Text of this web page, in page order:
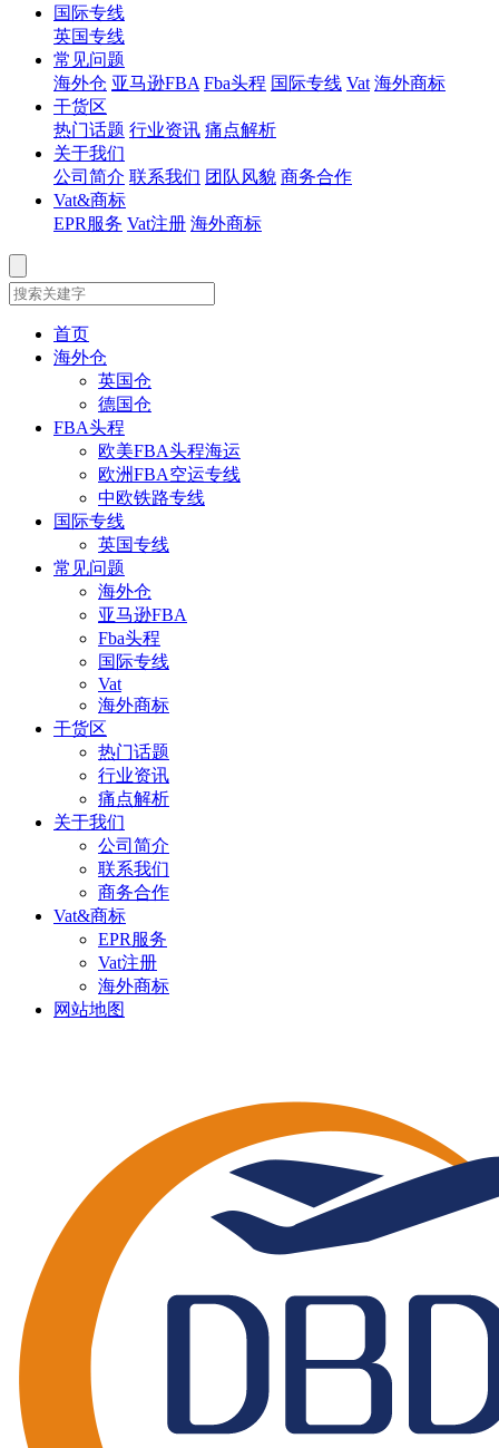
国际专线
英国专线
常见问题
海外仓 亚马逊FBA Fba头程 国际专线 Vat 海外商标
干货区
热门话题 行业资讯 痛点解析
关于我们
公司简介 联系我们 团队风貌 商务合作
Vat&商标
EPR服务 Vat注册 海外商标
首页
海外仓
英国仓
德国仓
FBA头程
欧美FBA头程海运
欧洲FBA空运专线
中欧铁路专线
国际专线
英国专线
常见问题
海外仓
亚马逊FBA
Fba头程
国际专线
Vat
海外商标
干货区
热门话题
行业资讯
痛点解析
关于我们
公司简介
联系我们
商务合作
Vat&商标
EPR服务
Vat注册
海外商标
网站地图